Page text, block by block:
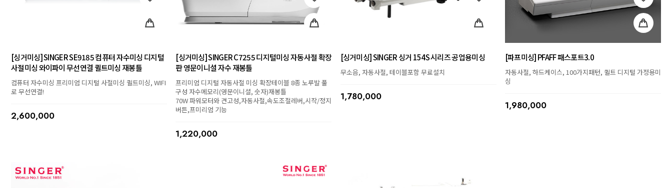
[싱거미싱] SINGER SE9185 컴퓨터 자수미싱 디지털
사절미싱 와이파이 무선연결 퀼트미싱 재봉틀
컴퓨터 자수미싱 프리미엄 디지털 사절미싱 퀼트미싱, WIFI
로 무선연결!
2,600,000
[싱거미싱] SINGER C7255 디지털미싱 자동사절 확장
판 영문이니셜 자수 재봉틀
프리미엄 디지털 자동사절 미싱 확장테이블 8종 노루발 풀
구성 자수메모리(영문이니셜, 숫자)재봉틀
70W 파워모터와 견고성,자동사절,속도조절레버,시작/정지
버튼,프미리엄 기능
1,220,000
[싱거미싱] SINGER 싱거 154S 시리즈 공업용미싱
무소음, 자동사절, 테이블포함 무료설치
1,780,000
[파프미싱] PFAFF 패스포트3.0
자동사절, 하드케이스, 100가지패턴, 퀼트 디지털 가정용미
싱
1,980,000